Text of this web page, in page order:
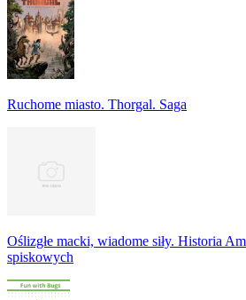
Ruchome miasto. Thorgal. Saga
Oślizgłe macki, wiadome siły. Historia
spiskowych